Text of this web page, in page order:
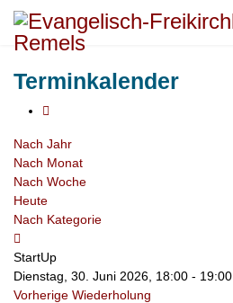
Terminkalender
Nach Jahr
Nach Monat
Nach Woche
Heute
Nach Kategorie
StartUp
Dienstag, 30. Juni 2026, 18:00 - 19:00
Vorherige Wiederholung